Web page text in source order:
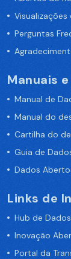
Visualizações
Perguntas
Manuais
Manual de
Manual do
Cartilha do
Guia de
Dados
Links de
Hub de
Inovação
Portal da